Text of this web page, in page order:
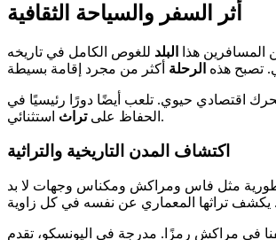
أثر السفر والسياحة الثقافية
المسافرين هذا البلد للغوص الكامل في تاريخه
تصبح هذه الرحلة
اقتصادي حيوي. تلعب أيضًا دورًا رئيسيًا في
الحفاظ علىتراث استثنائي.
اكتشاف المدن التاريخية والتراثية
مثل فاس ومراكش ومكناس وجهات لا بد
في مراكش رمزًا. مدرجة في اليونسكو، تقدم